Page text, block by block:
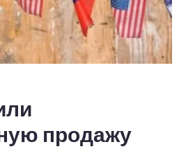
продажу